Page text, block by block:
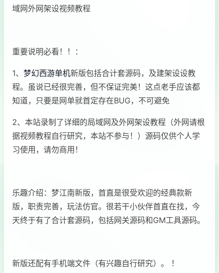
域网外网架设视频教程
重要说明必看！！：
1、 梦幻西游单机新版包括合计套源码，及建架设设教
程。虽说已经很完善，但不保证完美！这点老手应该都
知道，只要是网单就首定存在BUG，不可避免
2、本站录制了详细的局域网及外网架设教程（外网请根
据视频教程自行研究，本站不参与！）源码仅供个人学
习使用，请勿商用！
乐趣介绍：梦江南新版，首直是很受欢迎的经典款新
版，职责完善，玩法仿官。很若干小伙伴首直在找，今
天终于有了合计套源码，包括网关源码和GM工具源码。
新版还配有手机端文件（有兴趣自行研究）。 ！